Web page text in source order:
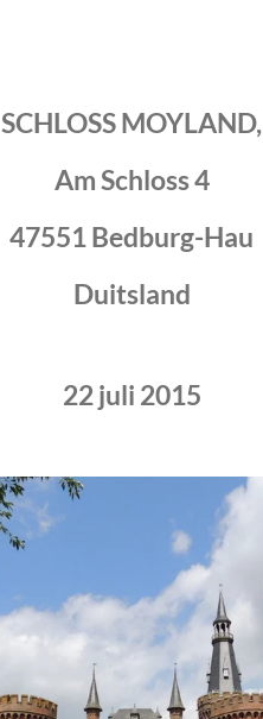
SCHLOSS MOYLAND,
Am Schloss 4
47551 Bedburg-Hau
Duitsland
22 juli 2015